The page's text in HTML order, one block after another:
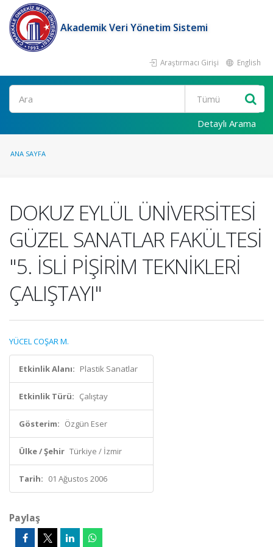
Akademik Veri Yönetim Sistemi
Araştırmacı Girişi English
Ara
Detaylı Arama
ANA SAYFA
DOKUZ EYLÜL ÜNİVERSİTESİ
GÜZEL SANATLAR FAKÜLTESİ
"5. İSLİ PİŞİRİM TEKNİKLERİ
ÇALIŞTAYI"
YÜCEL COŞAR M.
Etkinlik Alanı: Plastik Sanatlar
Etkinlik Türü: Çalıştay
Gösterim: Özgün Eser
Ülke / Şehir Türkiye / İzmir
Tarih: 01 Ağustos 2006
Paylaş